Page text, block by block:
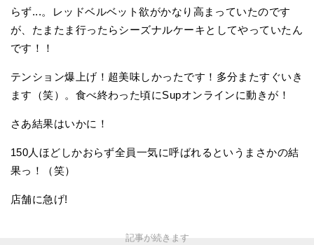
らず...。レッドベルベット欲がかなり高まっていたのです
が、たまたま行ったらシーズナルケーキとしてやっていたん
です！！
テンション爆上げ！超美味しかったです！多分またすぐいき
ます（笑）。食べ終わった頃にSupオンラインに動きが！
さあ結果はいかに！
150人ほどしかおらず全員一気に呼ばれるというまさかの結
果っ！（笑）
店舗に急げ!